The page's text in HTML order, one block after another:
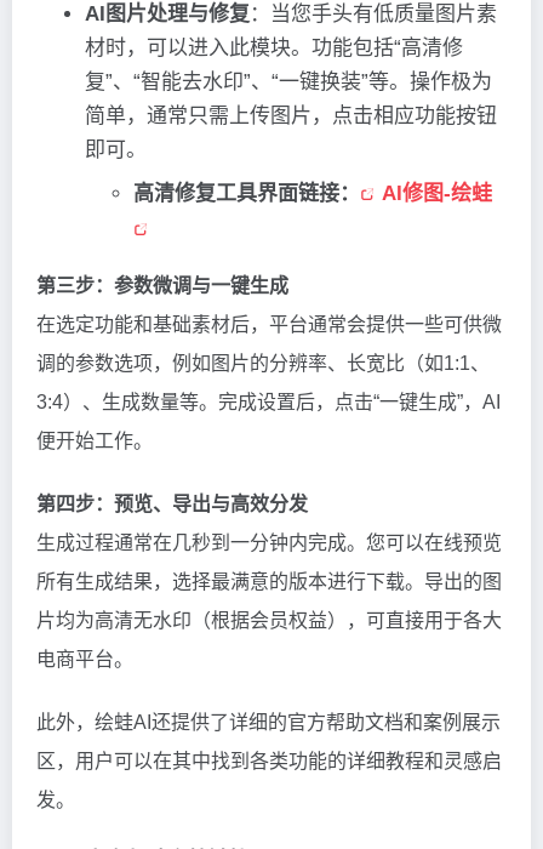
AI图片处理与修复 ：当您手头有低质量图片素
材时，可以进入此模块。功能包括“高清修
复”、“智能去水印”、“一键换装”等。操作极为
简单，通常只需上传图片，点击相应功能按钮
即可。
高清修复工具界面链接：
AI修图-绘蛙
第三步：参数微调与一键生成
在选定功能和基础素材后，平台通常会提供一些可供微
调的参数选项，例如图片的分辨率、长宽比（如1:1、
3:4）、生成数量等。完成设置后，点击“一键生成”，AI
便开始工作。
第四步：预览、导出与高效分发
生成过程通常在几秒到一分钟内完成。您可以在线预览
所有生成结果，选择最满意的版本进行下载。导出的图
片均为高清无水印（根据会员权益），可直接用于各大
电商平台。
此外，绘蛙AI还提供了详细的官方帮助文档和案例展示
区，用户可以在其中找到各类功能的详细教程和灵感启
发。